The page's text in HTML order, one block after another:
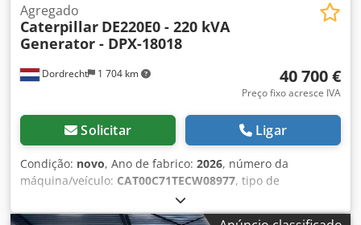
Dordrecht 1 704 km
Agregado
Caterpillar DE220E0 - 220 kVA
Generator - DPX-18018
40 700 €
Preço fixo acresce IVA
Solicitar Ligar
Condição: novo, Ano de fabrico: 2026, número da
máquina/veículo: CAT00C71TECW08977, tipo de
, fabricante de motores:
C7.1, Finalidade: Construção Peso em vazio: 2.238 kg